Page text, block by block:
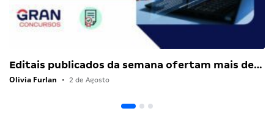
Editais publicados da semana ofertam mais de…
Olivia Furlan • 2 de Agosto